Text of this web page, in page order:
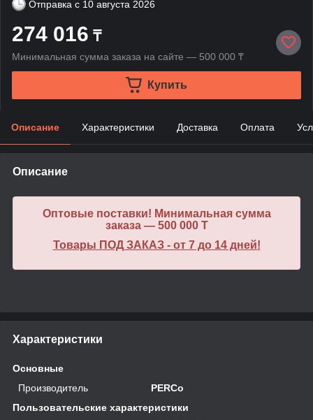
Отправка с 10 августа 2026
274 016 ₸
Минимальная сумма заказа на сайте — 500 000 ₸
Купить
Описание Характеристики Доставка Оплата
Описание
Оптовые поставки! Минимальная сумма
заказа — 500 000 T
Товары ПОД ЗАКАЗ - от 7 до 14 дней!
Характеристики
Основные
Производитель
PERCo
Пользовательские характеристики